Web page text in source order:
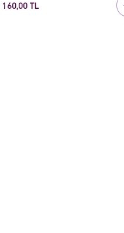
160,00 TL